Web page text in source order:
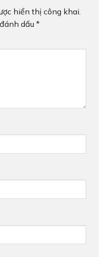
hiển thị công khai.
dấu *